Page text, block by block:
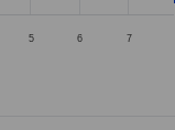
5 6 7